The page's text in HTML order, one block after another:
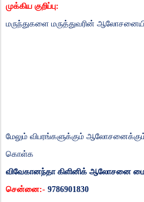
முக்கிய குறிப்பு:
மருந்துகளை மருத்துவரின்
மேலும் விபரங்களுக்கும்
கொள்க
விவேகானந்தா கிளினிக் ஆலோசனை
சென்னை:- 9786901830